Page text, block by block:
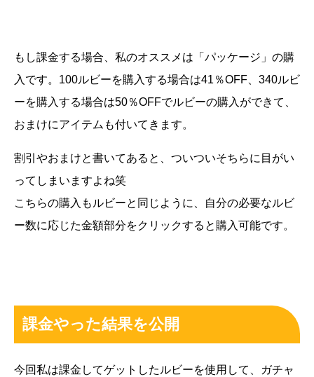
もし課金する場合、私のオススメは「パッケージ」の購
入です。100ルビーを購入する場合は41％OFF、340ルビ
ーを購入する場合は50％OFFでルビーの購入ができて、
おまけにアイテムも付いてきます。
割引やおまけと書いてあると、ついついそちらに目がい
ってしまいますよね笑
こちらの購入もルビーと同じように、自分の必要なルビ
ー数に応じた金額部分をクリックすると購入可能です。
課金やった結果を公開
今回私は課金してゲットしたルビーを使用して、ガチャ